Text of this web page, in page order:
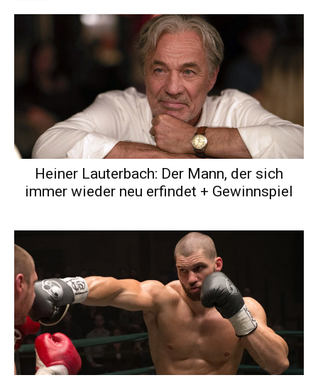
Heiner Lauterbach: Der Mann, der sich
immer wieder neu erfindet + Gewinnspiel